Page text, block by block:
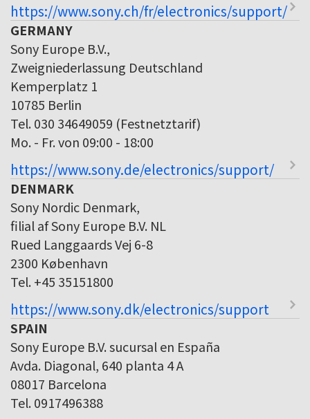
https://www.sony.ch/fr/electronics/support/
GERMANY
Sony Europe B.V.,
Zweigniederlassung Deutschland
Kemperplatz 1
10785 Berlin
Tel. 030 34649059 (Festnetztarif)
Mo. - Fr. von 09:00 - 18:00
https://www.sony.de/electronics/support/
DENMARK
Sony Nordic Denmark,
filial af Sony Europe B.V. NL
Rued Langgaards Vej 6-8
2300 København
Tel. +45 35151800
https://www.sony.dk/electronics/support
SPAIN
Sony Europe B.V. sucursal en España
Avda. Diagonal, 640 planta 4 A
08017 Barcelona
Tel. 0917496388